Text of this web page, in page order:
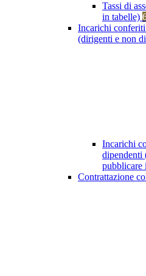
Tassi di
in tabelle)
Incarichi
(dirigenti e non
Incarichi
dipendenti
pubblicare
Contrattazione